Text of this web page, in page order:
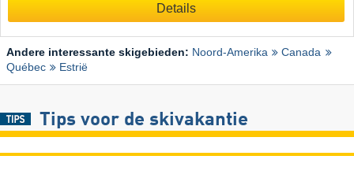
Details
Andere interessante skigebieden: Noord-Amerika
Canada
Québec
Estrië
Tips voor de skivakantie